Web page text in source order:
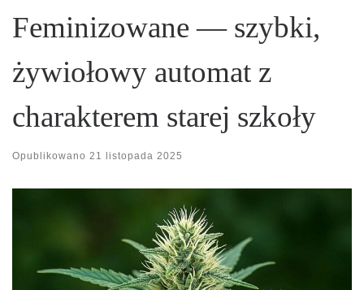
Feminizowane — szybki,
żywiołowy automat z
charakterem starej szkoły
Opublikowano 21 listopada 2025